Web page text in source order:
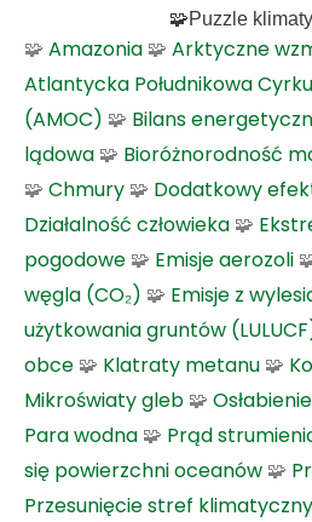
🧩Puzzle
🧩 Amazonia 🧩 Arktyczne
Atlantycka Południkowa
(AMOC) 🧩 Bilans
lądowa 🧩 Bioróżnorodność
🧩 Chmury 🧩 Dodatkowy
Działalność człowieka 🧩
pogodowe 🧩 Emisje aerozoli
węgla (CO₂) 🧩 Emisje z
użytkowania gruntów
obce 🧩 Klatraty metanu 🧩
Mikroświaty gleb 🧩
Para wodna 🧩 Prąd
się powierzchni oceanów 🧩
Przesunięcie stref